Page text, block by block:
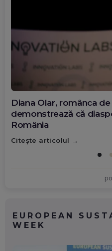
Diana Olar, românca
demonstrează că
România
Citește articolul
EUROPEAN
WEEK